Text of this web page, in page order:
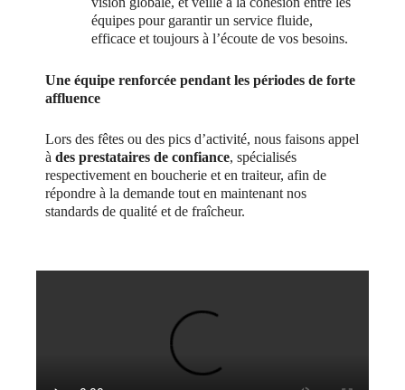
équipes pour garantir un service fluide,
efficace et toujours à l’écoute de vos besoins.
Une équipe renforcée pendant les périodes de forte
affluence
Lors des fêtes ou des pics d’activité, nous faisons appel
à des prestataires de confiance, spécialisés
respectivement en boucherie et en traiteur, afin de
répondre à la demande tout en maintenant nos
standards de qualité et de fraîcheur.